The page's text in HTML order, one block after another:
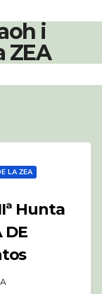
i
ZEA
LA ZEA
Hunta
DE